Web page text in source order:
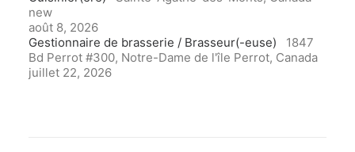
new
août 8, 2026
Gestionnaire de brasserie / Brasseur(-euse)
1847
Bd Perrot #300, Notre-Dame de l'île Perrot, Canada
juillet 22, 2026